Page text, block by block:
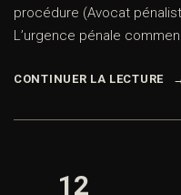
procédure (Avocat
L’urgence pénale
CONTINUER LA LECTURE
12